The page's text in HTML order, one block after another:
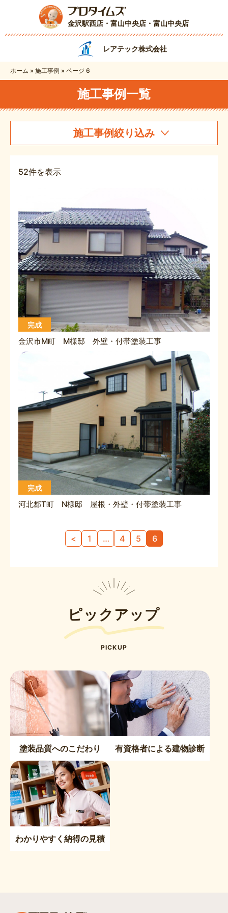
金沢駅西店・富山中央店 ・富山中央店
レアテック株式会社
ホーム » 施工事例 » ページ 6
施工事例一覧
施工事例絞り込み
52件を表示
完成
金沢市M町 M様邸 外壁・付帯塗装工事
完成
河北郡T町 N様邸 屋根・外壁・付帯塗装工事
< 1 … 4 5 6
ピックアップ
PICKUP
塗装品質へのこだわり 有資格者による建物診断
わかりやすく納得の見積